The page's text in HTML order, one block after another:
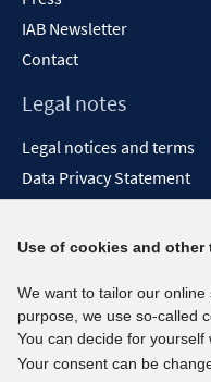
IAB Newsletter
Contact
Legal notes
Legal notices and terms
Data Privacy Statement
Report Accessibility
Social media channels
BlueSky
YouTube
Use of cookies and
We want to tailor our
purpose, we use so-called
You can decide for yourself
Your consent can be